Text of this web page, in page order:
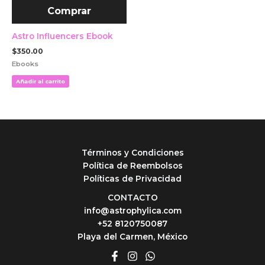
Comprar
Astro Influencers Ebook
$350.00
Ebooks
Añadir al carrito
Términos y Condiciones
Política de Reembolsos
Políticas de Privacidad
CONTACTO
info@astrophylica.com
+52 8120750087
Playa del Carmen, México